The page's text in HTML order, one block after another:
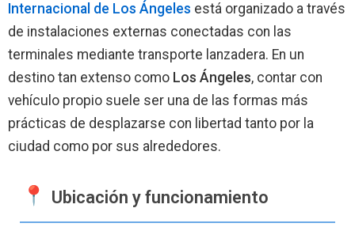
Internacional de Los Ángeles está organizado a través
de instalaciones externas conectadas con las
terminales mediante transporte lanzadera. En un
destino tan extenso como Los Ángeles, contar con
vehículo propio suele ser una de las formas más
prácticas de desplazarse con libertad tanto por la
ciudad como por sus alrededores.
Ubicación y funcionamiento